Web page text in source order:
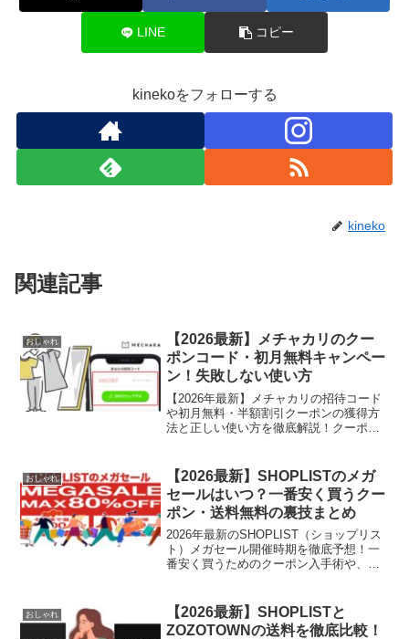
LINE コピー
kinekoをフォローする
kineko
関連記事
おしゃれ
【2026最新】メチャカリのクー
ポンコード・初月無料キャンペー
ン！失敗しない使い方
【2026年最新】メチャカリの招待コード
や初月無料・半額割引クーポンの獲得方
法と正しい使い方を徹底解説！クーポン
しくまとめました。損せず最安値で始め
るなら必見です！
おしゃれ
【2026最新】SHOPLISTのメガ
セールはいつ？一番安く買うクー
ポン・送料無料の裏技まとめ
2026年最新のSHOPLIST（ショップリス
ト）メガセール開催時期を徹底予想！一
番安く買うためのクーポン入手術や、
いための攻略法をチェックして、賢くお
得にお買い物を楽しみましょう。
おしゃれ
【2026最新】SHOPLISTと
ZOZOTOWNの送料を徹底比較！